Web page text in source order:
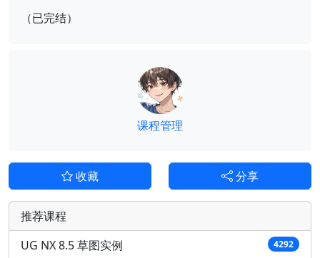
（已完结）
课程管理
收藏 分享
推荐课程
UG NX 8.5 草图实例
4292